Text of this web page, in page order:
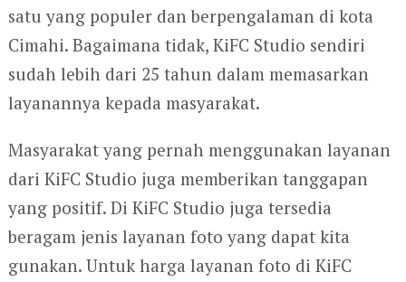
satu yang populer dan berpengalaman di kota
Cimahi. Bagaimana tidak, KiFC Studio sendiri
sudah lebih dari 25 tahun dalam memasarkan
layanannya kepada masyarakat.
Masyarakat yang pernah menggunakan layanan
dari KiFC Studio juga memberikan tanggapan
yang positif. Di KiFC Studio juga tersedia
beragam jenis layanan foto yang dapat kita
gunakan. Untuk harga layanan foto di KiFC